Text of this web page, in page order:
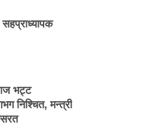
सहप्राध्यापक
भट्ट
निश्चित, मन्त्री